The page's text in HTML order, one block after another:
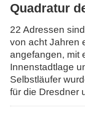
Quadratur
22 Adressen
von acht Jahren
angefangen, mit
Innenstadtlage
Selbstläufer
für die Dresdner